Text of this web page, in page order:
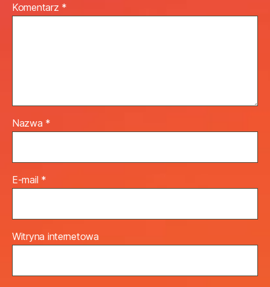
Komentarz *
Nazwa *
E-mail *
Witryna internetowa